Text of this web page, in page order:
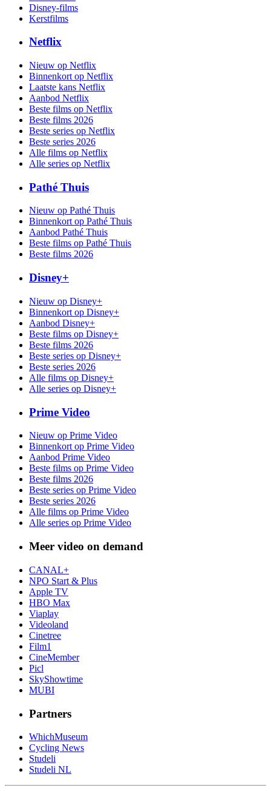
Disney-films
Kerstfilms
Netflix
Nieuw op Netflix
Binnenkort op Netflix
Laatste kans Netflix
Aanbod Netflix
Beste films op Netflix
Beste films 2026
Beste series op Netflix
Beste series 2026
Alle films op Netflix
Alle series op Netflix
Pathé Thuis
Nieuw op Pathé Thuis
Binnenkort op Pathé Thuis
Aanbod Pathé Thuis
Beste films op Pathé Thuis
Beste films 2026
Disney+
Nieuw op Disney+
Binnenkort op Disney+
Aanbod Disney+
Beste films op Disney+
Beste films 2026
Beste series op Disney+
Beste series 2026
Alle films op Disney+
Alle series op Disney+
Prime Video
Nieuw op Prime Video
Binnenkort op Prime Video
Aanbod Prime Video
Beste films op Prime Video
Beste films 2026
Beste series op Prime Video
Beste series 2026
Alle films op Prime Video
Alle series op Prime Video
Meer video on demand
CANAL+
NPO Start & Plus
Apple TV
HBO Max
Viaplay
Videoland
Cinetree
Film1
CineMember
Picl
SkyShowtime
MUBI
Partners
WhichMuseum
Cycling News
Studeli
Studeli NL